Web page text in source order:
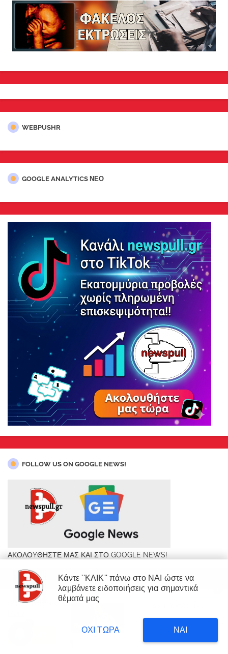
στρέμματα έγιναν στάχτη επι
κυβέρνησης Μητσοτάκη!
WEBPUSHR
GOOGLE ANALYTICS ΝΕΟ
FOLLOW US ON GOOGLE NEWS!
ΑΚΟΛΟYΘΗΣΤΕ ΜΑΣ ΚΑΙ ΣΤΟ GOOGLE NEWS!
Our website uses cookies to enhance your experience.
Κάντε ''ΚΛΙΚ'' πάνω στο ΝΑΙ ώστε να
λαμβάνετε ειδοποιήσεις για σημαντικά
θέματά μας
ΝΑΙ
ΟΧΙ ΤΩΡΑ